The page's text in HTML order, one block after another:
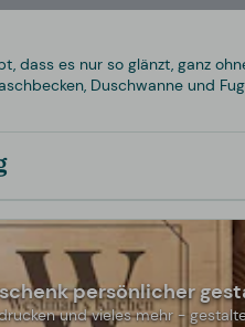
dass es nur so glänzt, ganz
Duschwanne und
persönlicher
und vieles mehr -